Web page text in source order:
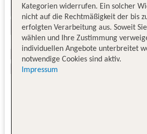
Kategorien widerrufen. Ein solcher
nicht auf die Rechtmäßigkeit der bis
erfolgten Verarbeitung aus. Soweit
wählen und Ihre Zustimmung
individuellen Angebote unterbreitet
notwendige Cookies sind aktiv.
Impressum